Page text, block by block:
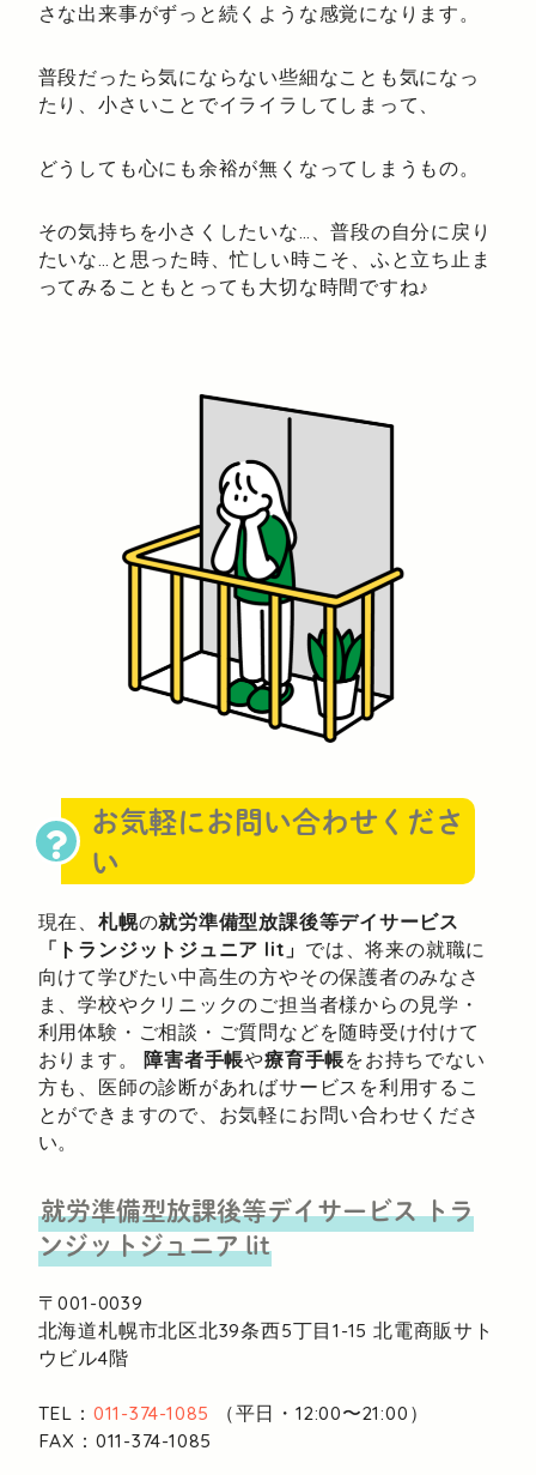
さな出来事がずっと続くような感覚になります。
普段だったら気にならない些細なことも気になっ
たり、小さいことでイライラしてしまって、
どうしても心にも余裕が無くなってしまうもの。
その気持ちを小さくしたいな…、普段の自分に戻り
たいな…と思った時、忙しい時こそ、ふと立ち止ま
ってみることもとっても大切な時間ですね♪
お気軽にお問い合わせくださ
い
現在、 札幌の就労準備型放課後等デイサービス
「トランジットジュニア lit」 では、将来の就職に
向けて学びたい中高生の方やその保護者のみなさ
ま、学校やクリニックのご担当者様からの見学・
利用体験・ご相談・ご質問などを随時受け付けて
おります。 障害者手帳や療育手帳をお持ちでない
方も、医師の診断があればサービスを利用するこ
とができますので、お気軽にお問い合わせくださ
い。
就労準備型放課後等デイサービストラ
ンジットジュニア lit
〒001-0039
北海道札幌市北区北39条西5丁目1-15 北電商販サト
ウビル4階
TEL： 011-374-1085
（平日・12:00〜21:00）
FAX：011-374-1085